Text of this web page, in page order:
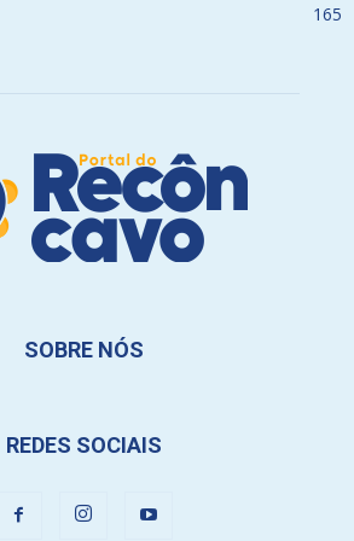
165
SOBRE NÓS
REDES SOCIAIS